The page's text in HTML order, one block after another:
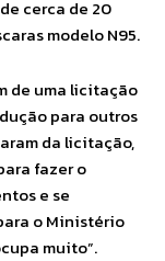
cerca de 20
modelo N95.
de uma licitação
para outros
da licitação,
fazer o
e se
o Ministério
muito”.